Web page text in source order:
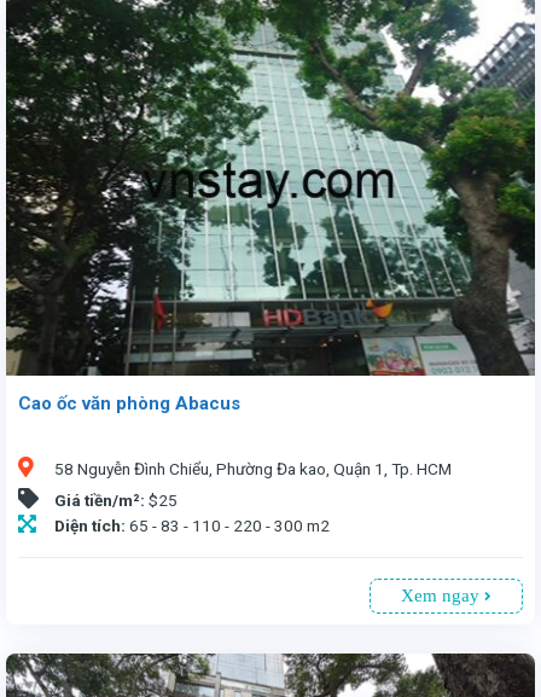
Cao ốc văn phòng Abacus
58 Nguyễn Đình Chiểu, Phường Đa kao, Quận 1, Tp. HCM
Giá tiền/m²: $25
Diện tích: 65 - 83 - 110 - 220 - 300 m2
Xem ngay